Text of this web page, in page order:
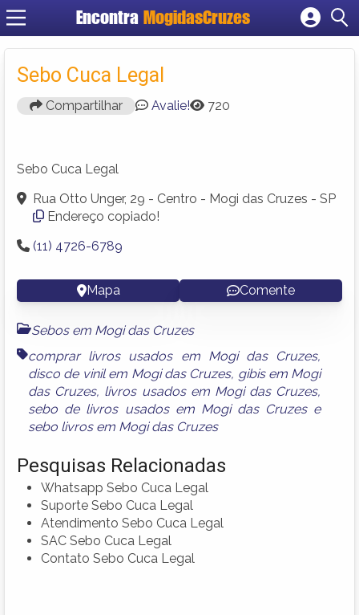
Encontra MogidasCruzes
Cadastrar empresa
Sebo Cuca Legal
Compartilhar Avalie! 720
Sebo Cuca Legal
Rua Otto Unger, 29 - Centro - Mogi das Cruzes - SP
Endereço copiado!
(11) 4726-6789
Mapa Comente
Sebos em Mogi das Cruzes
comprar livros usados em Mogi das Cruzes,
disco de vinil em Mogi das Cruzes, gibis em Mogi
das Cruzes, livros usados em Mogi das Cruzes,
sebo de livros usados em Mogi das Cruzese
sebo livros em Mogi das Cruzes
Pesquisas Relacionadas
Whatsapp Sebo Cuca Legal
Suporte Sebo Cuca Legal
Atendimento Sebo Cuca Legal
SAC Sebo Cuca Legal
Contato Sebo Cuca Legal